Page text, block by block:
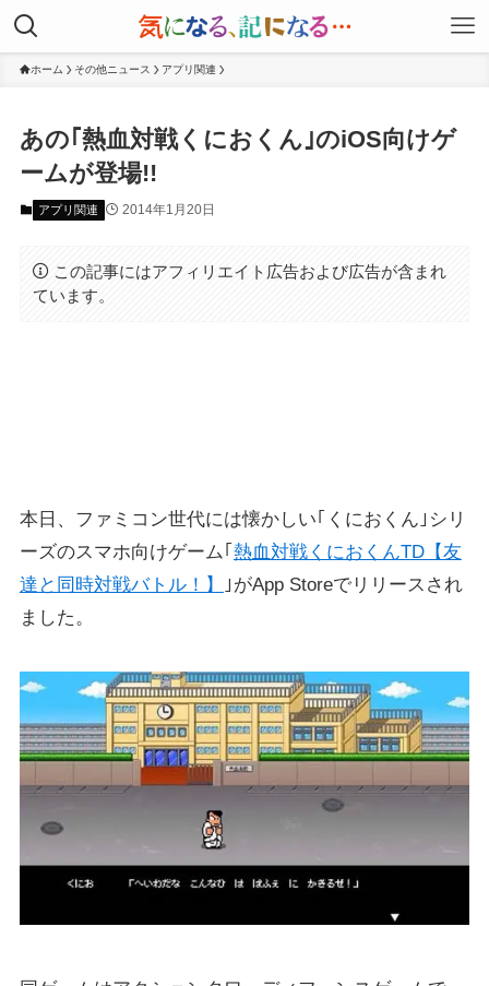
ホーム その他ニュース アプリ関連
あの｢熱血対戦くにおくん｣のiOS向けゲ
ームが登場!!
アプリ関連 2014年1月20日
この記事にはアフィリエイト広告および広告が含まれ
ています。
本日、ファミコン世代には懐かしい｢くにおくん｣シリ
ーズのスマホ向けゲーム｢ 熱血対戦くにおくんTD【友
達と同時対戦バトル！】
｣がApp Storeでリリースされ
ました。